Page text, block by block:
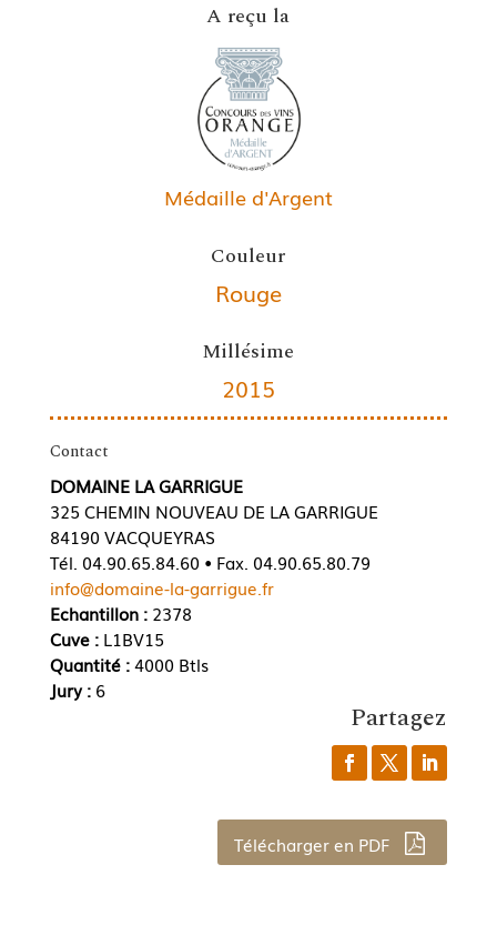
A reçu la
Médaille d'Argent
Couleur
Rouge
Millésime
2015
Contact
DOMAINE LA GARRIGUE
325 CHEMIN NOUVEAU DE LA GARRIGUE
84190 VACQUEYRAS
Tél. 04.90.65.84.60 • Fax. 04.90.65.80.79
info@domaine-la-garrigue.fr
Echantillon :2378
Cuve : L1BV15
Quantité :4000 Btls
Jury : 6
Partagez
Télécharger en PDF